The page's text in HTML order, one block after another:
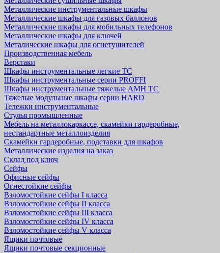
Металлические инструментальные шкафы
Металлические шкафы для газовых баллонов
Металлические шкафы для мобильных телефонов
Металлические шкафы для ключей
Металические шкафы для огнетушителей
Производственная мебель
Верстаки
Шкафы инструментальные легкие ТС
Шкафы инструментальные серии PROFFI
Шкафы инструментальные тяжелые AMH TC
Тяжелые модульные шкафы серии HARD
Тележки инструментальные
Стулья промышленные
Мебель на металлокаркассе, скамейки гардеробные,
нестандартные металлоизделия
Скамейки гардеробные, подставки для шкафов
Металлические изделия на заказ
Склад под ключ
Сейфы
Офисные сейфы
Огнестойкие сейфы
Взломостойкие сейфы I класса
Взломостойкие сейфы II класса
Взломостойкие сейфы III класса
Взломостойкие сейфы IV класса
Взломостойкие сейфы V класса
Ящики почтовые
Ящики почтовые секционные